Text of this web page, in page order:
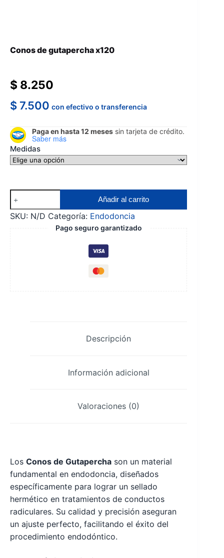
Conos de gutapercha x120
$ 8.250
$ 7.500 con efectivo o transferencia
Paga en hasta 12 meses sin tarjeta de crédito.
Saber más
Medidas
de
gutapercha
Añadir al carrito
SKU: N/D Categoría: Endodoncia
Pago seguro garantizado
Descripción
Información adicional
Valoraciones (0)
Los Conos de Gutapercha son un material
fundamental en endodoncia, diseñados
específicamente para lograr un sellado
hermético en tratamientos de conductos
radiculares. Su calidad y precisión aseguran
un ajuste perfecto, facilitando el éxito del
procedimiento endodóntico.